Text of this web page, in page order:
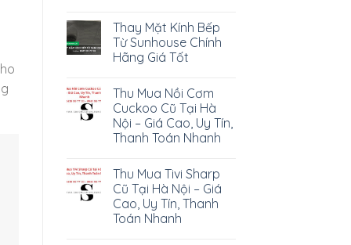
Thay Mặt Kính Bếp
Từ Sunhouse Chính
Hãng Giá Tốt
Thu Mua Nồi Cơm
Cuckoo Cũ Tại Hà
Nội – Giá Cao, Uy Tín,
Thanh Toán Nhanh
Thu Mua Tivi Sharp
Cũ Tại Hà Nội – Giá
Cao, Uy Tín, Thanh
Toán Nhanh